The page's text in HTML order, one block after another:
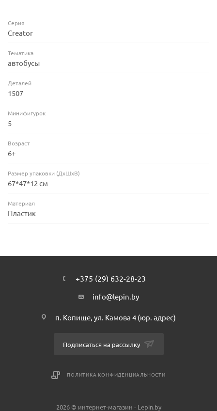
Серия
Creator
Тематика
автобусы
Деталей
1507
Минифигурок
5
Возраст
6+
Размер упаковки (ДхШхВ)
67*47*12 см
Материал
Пластик
+375 (29) 632-28-23
info@lepin.by
п. Копище, ул. Камова 4 (юр. адрес)
Подписаться на рассылку
ПОЛИТИКА КОНФИДЕНЦИАЛЬНОСТИ
2026 © интернет-магазин - Lepin.by